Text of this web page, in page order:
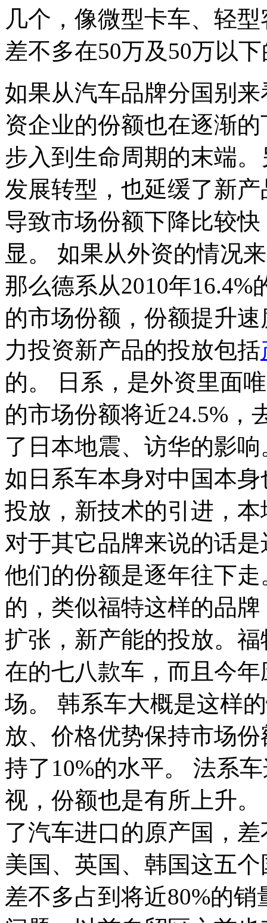
几个，像微型卡车、轻
差不多在50万及50万以
如果从汽车品牌分国别
资企业的份额也在逐渐
步入到生命周期的末端
发展转型，也延缓了新
导致市场份额下降比较
显。 如果从外资的情况
那么德系从2010年
的市场份额，份额提升
力投资新产品的投放包括
的。 日系，是外资里面
的市场份额将近24.5%，
了日本地震、访华的影
如日系车本身对中国本
投放，新技术的引进，
对于其它品牌来说的话
他们的份额是逐年往下
的，类似福特这样的品
扩张，新产能的投放。
在的七八款车，而且今
场。 韩系车大概是这样
放、价格优势保持市场
持了10%的水平。 法系
视，份额也是有所上升
了汽车进口的原产国，
美国、英国、韩国这五
差不多占到将近80%的